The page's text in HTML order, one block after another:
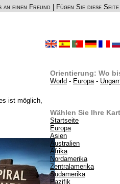
an einen Freund Fügen Sie diese
ist möglich,
Orientierung: Wo
World - Europa-
Wählen Sie Ihre
Startseite
Europa
Asien
Australien
Afrika
Nordamerika
Zentralamerika
Südamerika
Pazifik